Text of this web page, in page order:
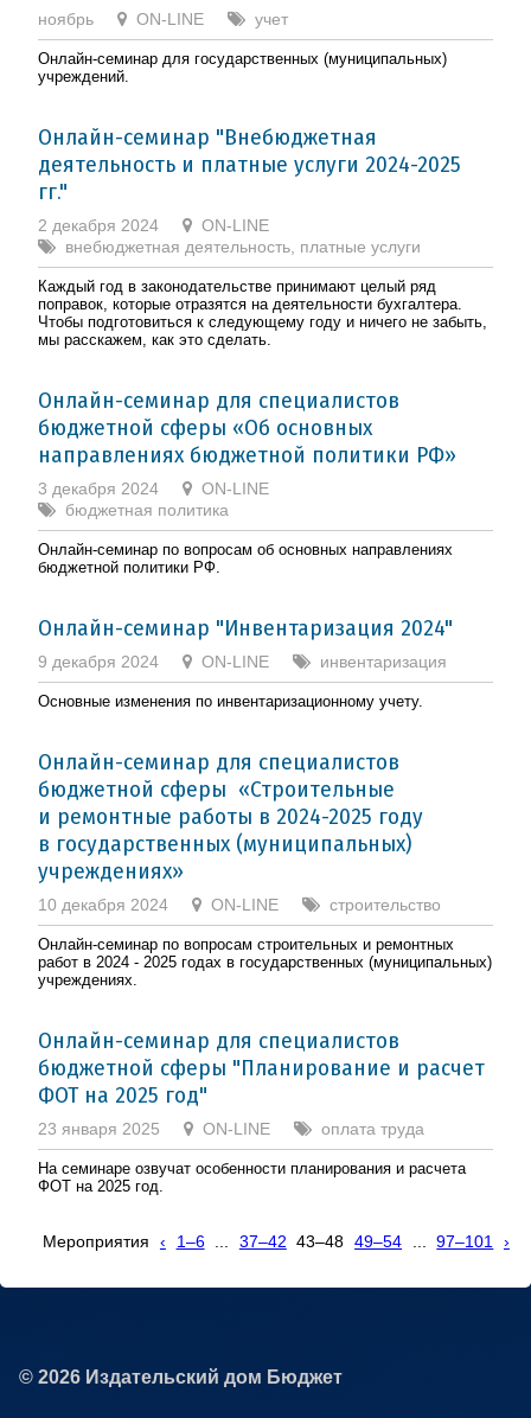
ноябрь ON-LINE учет
Онлайн-семинар для государственных (муниципальных)
учреждений.
Онлайн-семинар "Внебюджетная
деятельность и платные услуги 2024-2025
гг."
2 декабря 2024
ON-LINE
внебюджетная деятельность, платные услуги
Каждый год в законодательстве принимают целый ряд
поправок, которые отразятся на деятельности бухгалтера.
Чтобы подготовиться к следующему году и ничего не забыть,
мы расскажем, как это сделать.
Онлайн-семинар для специалистов
бюджетной сферы «Об основных
направлениях бюджетной политики РФ»
3 декабря 2024
ON-LINE
бюджетная политика
Онлайн-семинар по вопросам об основных направлениях
бюджетной политики РФ.
Онлайн-семинар "Инвентаризация 2024"
9 декабря 2024 ON-LINE инвентаризация
Основные изменения по инвентаризационному учету.
Онлайн-семинар для специалистов
бюджетной сферы «Строительные
и ремонтные работы в 2024-2025 году
в государственных (муниципальных)
учреждениях»
10 декабря 2024 ON-LINE строительство
Онлайн-семинар по вопросам строительных и ремонтных
работ в 2024 - 2025 годах в государственных (муниципальных)
учреждениях.
Онлайн-семинар для специалистов
бюджетной сферы "Планирование и расчет
ФОТ на 2025 год"
23 января 2025 ON-LINE оплата труда
На семинаре озвучат особенности планирования и расчета
ФОТ на 2025 год.
Мероприятия ‹ 1–6 37–42 43–48 49–54 97–101 ›
© 2026 Издательский дом Бюджет